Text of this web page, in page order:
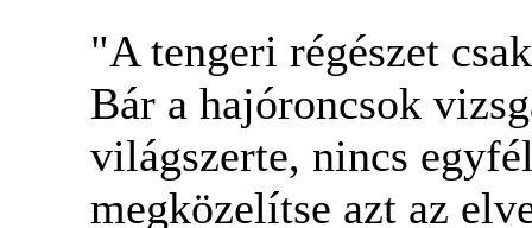
"A tengeri régészet
Bár a hajóroncsok
világszerte, nincs
megközelítse azt az